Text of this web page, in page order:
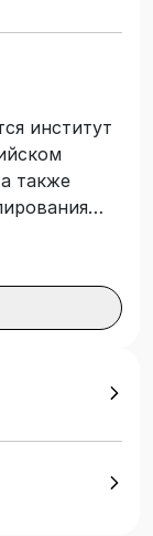
институт
также
подготовки
быть